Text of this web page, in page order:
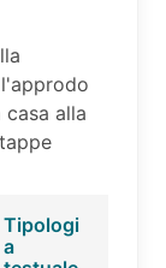
alla
Tipologi
a